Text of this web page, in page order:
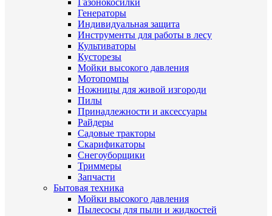
Генераторы
Индивидуальная защита
Инструменты для работы в лесу
Культиваторы
Кусторезы
Мойки высокого давления
Мотопомпы
Ножницы для живой изгороди
Пилы
Принадлежности и аксессуары
Райдеры
Садовые тракторы
Скарификаторы
Снегоуборщики
Триммеры
Запчасти
Бытовая техника
Мойки высокого давления
Пылесосы для пыли и жидкостей